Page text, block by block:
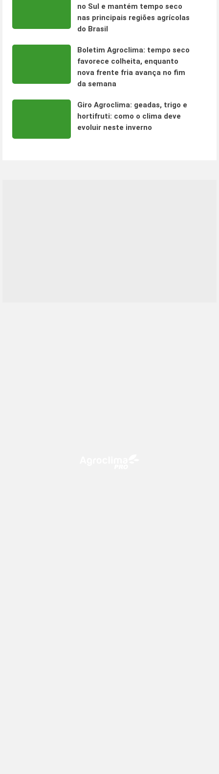
no Sul e mantém tempo seco
nas principais regiões agrícolas
do Brasil
Boletim Agroclima: tempo seco
favorece colheita, enquanto
nova frente fria avança no fim
da semana
Giro Agroclima: geadas, trigo e
hortifruti: como o clima deve
evoluir neste inverno